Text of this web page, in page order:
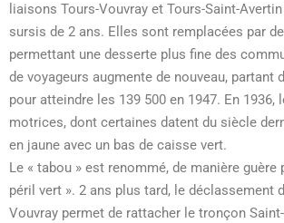
liaisons Tours-Vouvray et Tours-Saint-
sursis de 2 ans. Elles sont remplacées par
permettant une desserte plus fine des
de voyageurs augmente de nouveau, partant
pour atteindre les 139 500 en 1947. En 1936,
motrices, dont certaines datent du siècle
en jaune avec un bas de caisse vert.
Le « tabou » est renommé, de manière guère
péril vert ». 2 ans plus tard, le déclassement
Vouvray permet de rattacher le tronçon